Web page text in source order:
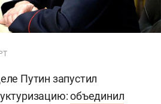
Путин запустил
объединил